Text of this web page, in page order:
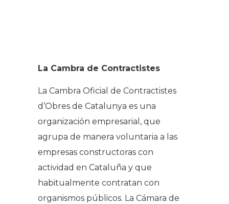
La Cambra de Contractistes
La Cambra Oficial de Contractistes
d’Obres de Catalunya es una
organización empresarial, que
agrupa de manera voluntaria a las
empresas constructoras con
actividad en Cataluña y que
habitualmente contratan con
organismos públicos. La Cámara de